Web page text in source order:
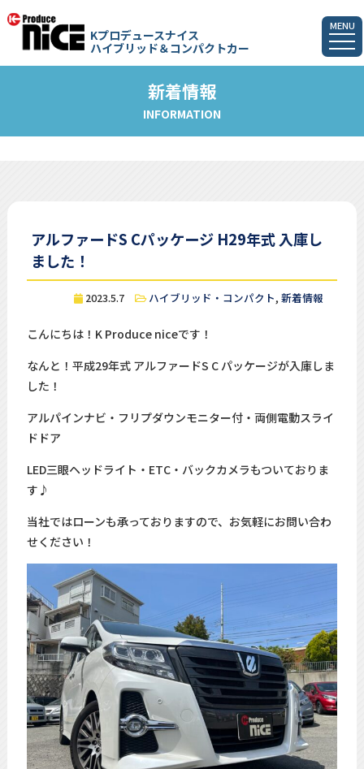
Kプロデュースナイス
ハイブリッド＆コンパクトカー
MENU
新着情報
INFORMATION
アルファードS Cパッケージ H29年式 入庫し
ました！
2023.5.7 ハイブリッド・コンパクト,新着情報
こんにちは！K Produce niceです！
なんと！平成29年式 アルファードS C パッケージが入庫しま
した！
アルパインナビ・フリプダウンモニター付・両側電動スライ
ドドア
LED三眼ヘッドライト・ETC・バックカメラもついておりま
す♪
当社ではローンも承っておりますので、お気軽にお問い合わ
せください！